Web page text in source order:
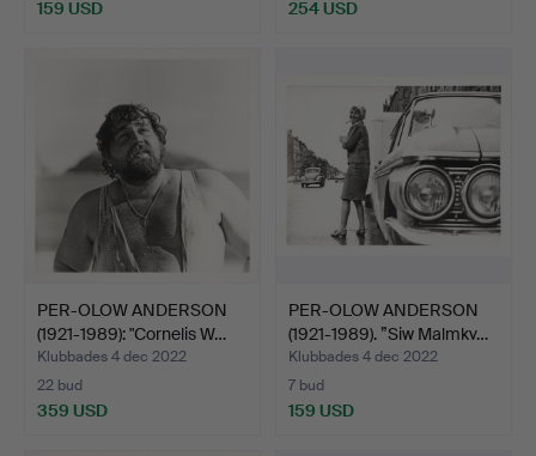
159 USD 254 USD
PER-OLOW ANDERSON
(1921-1989): "Cornelis W…
Klubbades 4 dec 2022
22 bud
359 USD
PER-OLOW ANDERSON
(1921-1989). ”Siw Malmkv…
Klubbades 4 dec 2022
7 bud
159 USD